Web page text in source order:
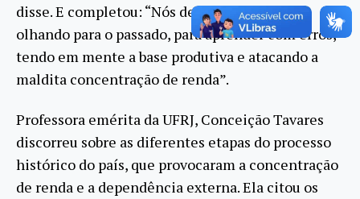
disse. E completou: “Nós devemos discutir
olhando para o passado, para aprender com erros,
tendo em mente a base produtiva e atacando a
maldita concentração de renda”.
Professora emérita da UFRJ, Conceição Tavares
discorreu sobre as diferentes etapas do processo
histórico do país, que provocaram a concentração
de renda e a dependência externa. Ela citou os